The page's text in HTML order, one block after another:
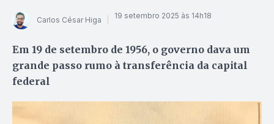
Carlos César Higa 19 setembro 2025 às 14h18
Em 19 de setembro de 1956, o governo dava um
grande passo rumo à transferência da capital
federal